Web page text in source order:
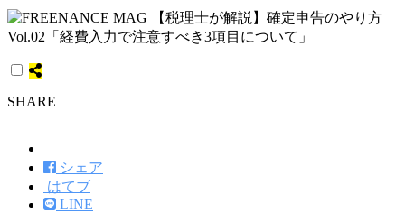
SHARE
シェア
はてブ
LINE